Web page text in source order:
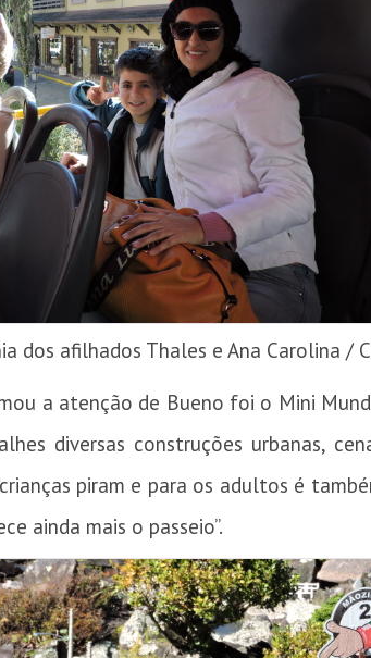
dos afilhados Thales e Ana Carolina /
a atenção de Bueno foi o Mini
diversas construções urbanas,
piram e para os adultos é
ainda mais o passeio”.